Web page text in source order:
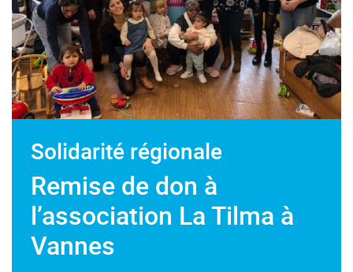
Solidarité régionale
Remise de don à
l’association La Tilma à
Vannes